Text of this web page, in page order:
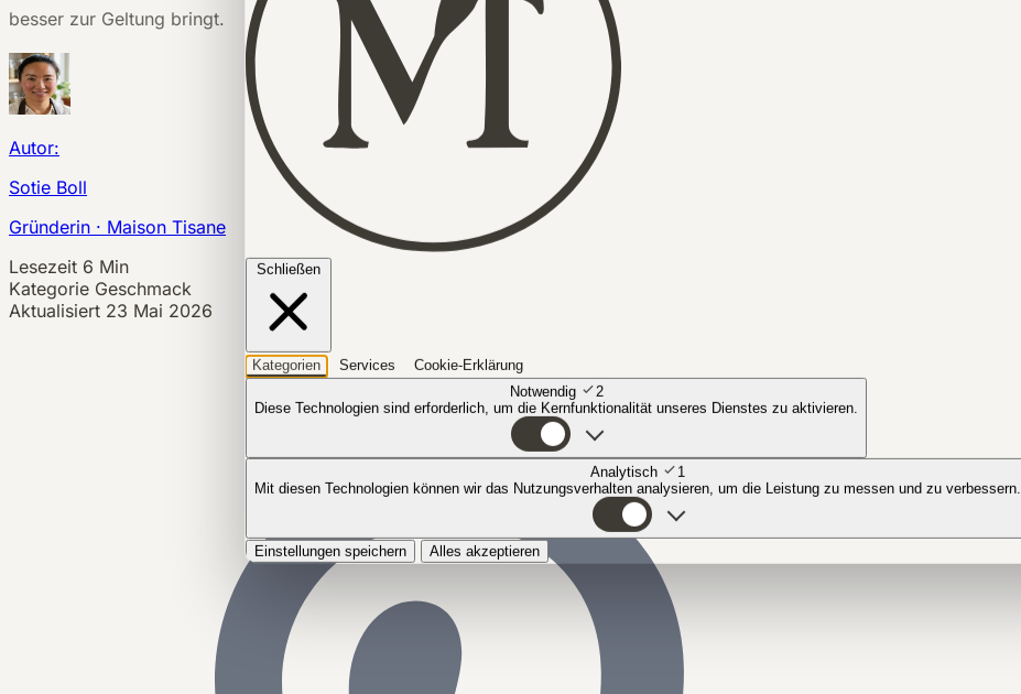
besser zur Geltung bringt.
Autor:
Sotie Boll
Gründerin · Maison Tisane
Lesezeit 6 Min
Kategorie Geschmack
Aktualisiert 23 Mai 2026
Schließen
Kategorien Services
Cookie-Erklärung
Notwendig
2
Diese Technologien sind erforderlich, um die Kernfunktionalität unseres Dienstes zu aktivieren.
Analytisch
1
Mit diesen Technologien können wir das Nutzungsverhalten analysieren, um die Leistung zu messen und zu verbessern.
Einstellungen speichern Alles akzeptieren